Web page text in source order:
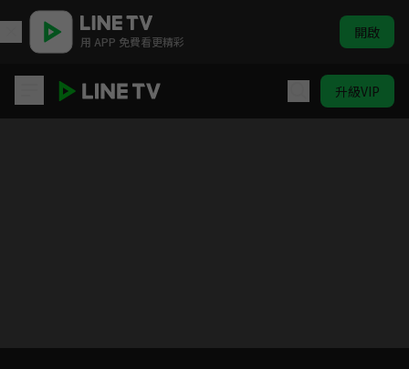
用 APP 免費看更精彩 開啟
升級VIP